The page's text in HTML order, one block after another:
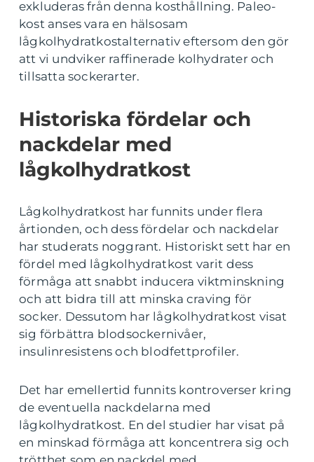
exkluderas från denna kosthållning. Paleo-
kost anses vara en hälsosam
lågkolhydratkostalternativ eftersom den gör
att vi undviker raffinerade kolhydrater och
tillsatta sockerarter.
Historiska fördelar och
nackdelar med
lågkolhydratkost
Lågkolhydratkost har funnits under flera
årtionden, och dess fördelar och nackdelar
har studerats noggrant. Historiskt sett har en
fördel med lågkolhydratkost varit dess
förmåga att snabbt inducera viktminskning
och att bidra till att minska craving för
socker. Dessutom har lågkolhydratkost visat
sig förbättra blodsockernivåer,
insulinresistens och blodfettprofiler.
Det har emellertid funnits kontroverser kring
de eventuella nackdelarna med
lågkolhydratkost. En del studier har visat på
en minskad förmåga att koncentrera sig och